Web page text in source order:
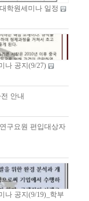
학원세미나 일정
나 공지(9/27)
안내
구요원 편입대상자
나 공지(9/19)_학부